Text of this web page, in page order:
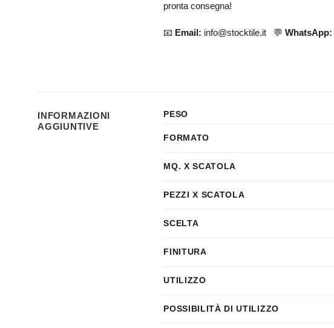
pronta consegna!
📧 Email: info@stocktile.it 💬WhatsApp:
INFORMAZIONI
AGGIUNTIVE
PESO
FORMATO
MQ. X SCATOLA
PEZZI X SCATOLA
SCELTA
FINITURA
UTILIZZO
POSSIBILITÀ DI UTILIZZO